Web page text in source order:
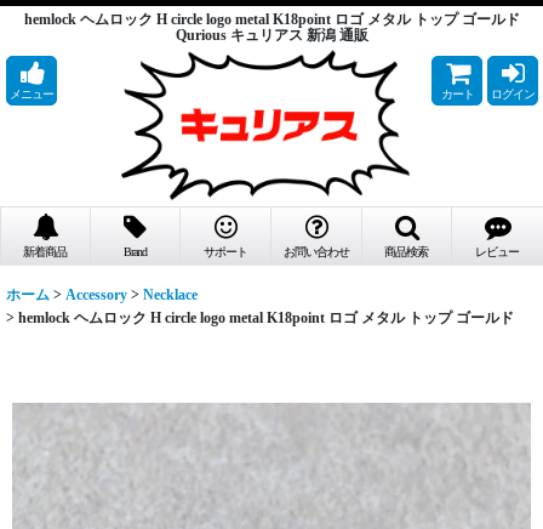
hemlock ヘムロック H circle logo metal K18point ロゴ メタル トップ ゴールド
Qurious キュリアス 新潟 通販
メニュー カート ログイン
新着商品 Brand サポート お問い合わせ 商品検索 レビュー
ホーム > Accessory > Necklace
> hemlock ヘムロック H circle logo metal K18point ロゴ メタル トップ ゴールド